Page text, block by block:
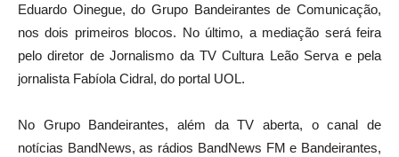
Eduardo Oinegue, do Grupo Bandeirantes de Comunicação,
nos dois primeiros blocos. No último, a mediação será feira
pelo diretor de Jornalismo da TV Cultura Leão Serva e pela
jornalista Fabíola Cidral, do portal UOL.
No Grupo Bandeirantes, além da TV aberta, o canal de
notícias BandNews, as rádios BandNews FM e Bandeirantes,